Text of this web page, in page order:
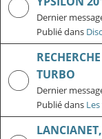
Dernier
Publié dans
TURBO
Dernier
Publié dans